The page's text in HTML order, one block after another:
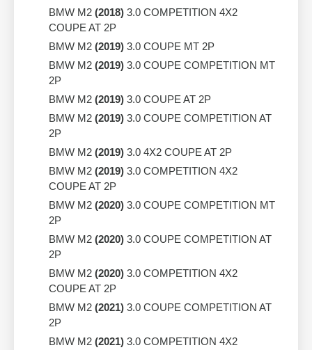
BMW M2 (2018) 3.0 COMPETITION 4X2
COUPE AT 2P
BMW M2 (2019) 3.0 COUPE MT 2P
BMW M2 (2019) 3.0 COUPE COMPETITION MT
2P
BMW M2 (2019) 3.0 COUPE AT 2P
BMW M2 (2019) 3.0 COUPE COMPETITION AT
2P
BMW M2 (2019) 3.0 4X2 COUPE AT 2P
BMW M2 (2019) 3.0 COMPETITION 4X2
COUPE AT 2P
BMW M2 (2020) 3.0 COUPE COMPETITION MT
2P
BMW M2 (2020) 3.0 COUPE COMPETITION AT
2P
BMW M2 (2020) 3.0 COMPETITION 4X2
COUPE AT 2P
BMW M2 (2021) 3.0 COUPE COMPETITION AT
2P
BMW M2 (2021) 3.0 COMPETITION 4X2